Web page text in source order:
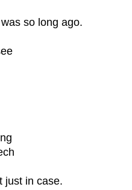
so long ago.
just in case.